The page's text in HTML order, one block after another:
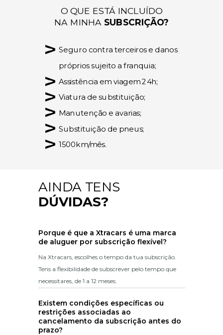
AINDA TENS
DÚVIDAS?
Porque é que a Xtracars é uma marca
de aluguer por subscrição flexível?
Na Xtracars, escolhes o tempo da tua subscrição.
Tens a flexibilidade de subscrever pelo tempo que
necessitares, de 1 a 12 meses.
Existem condições específicas ou
restrições associadas ao
cancelamento da subscrição antes do
prazo?
O QUE ESTÁ INCLUÍDO
NA MINHA SUBSCRIÇÃO?
Seguro contra terceiros e danos
próprios sujeito a franquia;
Assistência em viagem 24h;
Viatura de substituição;
Manutenção e avarias;
Substituição de pneus;
1500km/mês.